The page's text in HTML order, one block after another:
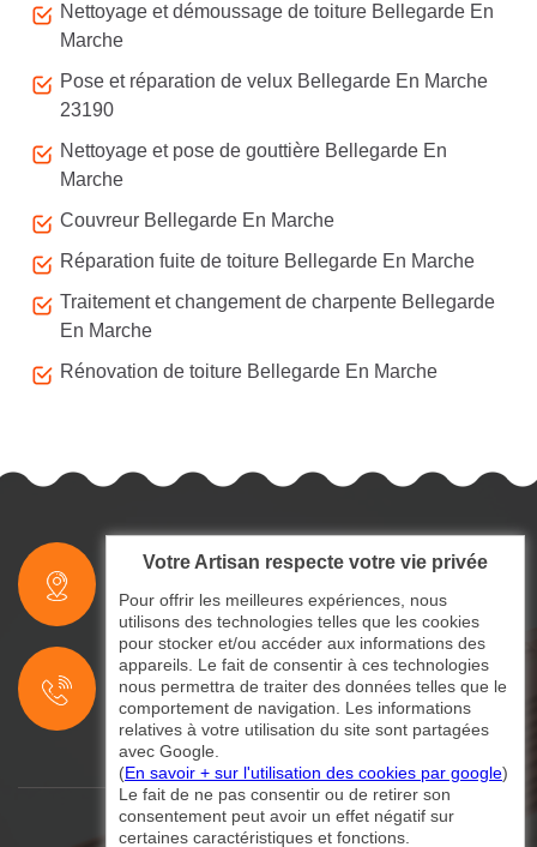
Nettoyage et démoussage de toiture Bellegarde En
Marche
Pose et réparation de velux Bellegarde En Marche
23190
Nettoyage et pose de gouttière Bellegarde En
Marche
Couvreur Bellegarde En Marche
Réparation fuite de toiture Bellegarde En Marche
Traitement et changement de charpente Bellegarde
En Marche
Rénovation de toiture Bellegarde En Marche
indisponible
indisponible
©2024 - 2026 Tout droit réservé
Votre Artisan respecte votre vie privée
Pour offrir les meilleures expériences, nous
utilisons des technologies telles que les cookies
pour stocker et/ou accéder aux informations des
appareils. Le fait de consentir à ces technologies
nous permettra de traiter des données telles que le
comportement de navigation. Les informations
relatives à votre utilisation du site sont partagées
avec Google.
(En savoir + sur l'utilisation des cookies par google)
Le fait de ne pas consentir ou de retirer son
consentement peut avoir un effet négatif sur
certaines caractéristiques et fonctions.